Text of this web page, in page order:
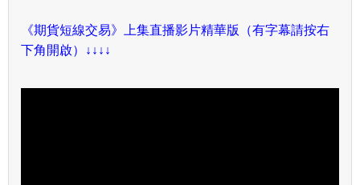
《期貨短線交易》上集直播影片精華版（有字幕請按右
下角開啟）↓↓↓↓